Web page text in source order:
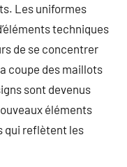
Les uniformes
techniques
de se concentrer
coupe des maillots
sont devenus
éléments
qui reflètent les